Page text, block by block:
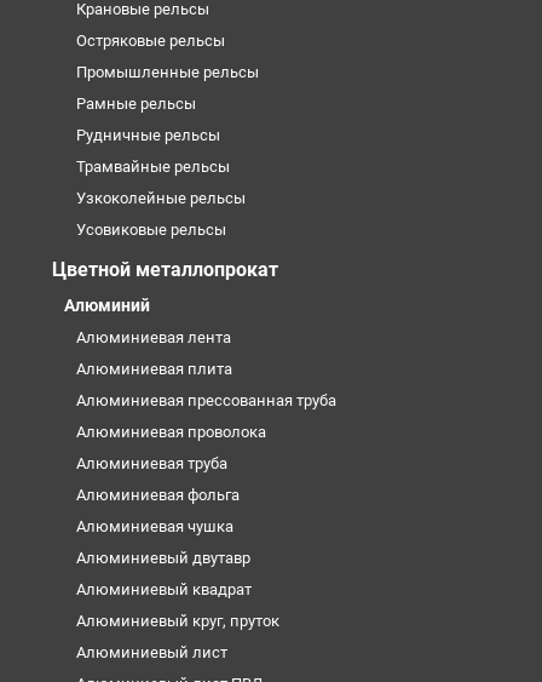
Крановые рельсы
Остряковые рельсы
Промышленные рельсы
Рамные рельсы
Рудничные рельсы
Трамвайные рельсы
Узкоколейные рельсы
Усовиковые рельсы
Цветной металлопрокат
Алюминий
Алюминиевая лента
Алюминиевая плита
Алюминиевая прессованная труба
Алюминиевая проволока
Алюминиевая труба
Алюминиевая фольга
Алюминиевая чушка
Алюминиевый двутавр
Алюминиевый квадрат
Алюминиевый круг, пруток
Алюминиевый лист